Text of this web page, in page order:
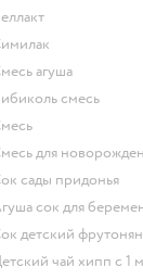
беллакт
симилак
смесь агуша
бибиколь смесь
смесь
смесь для
сок сады придонья
агуша сок для
сок детский
детский чай хипп с 1